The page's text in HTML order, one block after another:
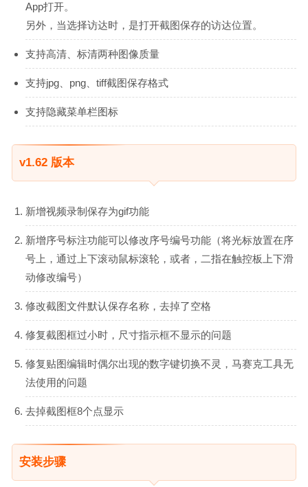
App打开。
另外，当选择访达时，是打开截图保存的访达位置。
支持高清、标清两种图像质量
支持jpg、png、tiff截图保存格式
支持隐藏菜单栏图标
v1.62 版本
新增视频录制保存为gif功能
新增序号标注功能可以修改序号编号功能（将光标放置在序
号上，通过上下滚动鼠标滚轮，或者，二指在触控板上下滑
动修改编号）
修改截图文件默认保存名称，去掉了空格
修复截图框过小时，尺寸指示框不显示的问题
修复贴图编辑时偶尔出现的数字键切换不灵，马赛克工具无
法使用的问题
去掉截图框8个点显示
安装步骤